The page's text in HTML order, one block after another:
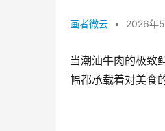
画者微云 • 2026年
当潮汕牛肉的极致
幅都承载着对美食